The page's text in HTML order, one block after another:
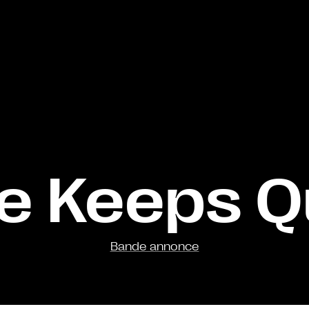
Keeps
Bande annonce